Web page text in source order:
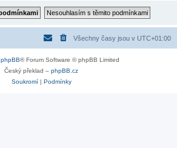
Všechny časy jsou v UTC+01:00
phpBB® Forum Software © phpBB Limited
Český překlad – phpBB.cz
Soukromí| Podmínky